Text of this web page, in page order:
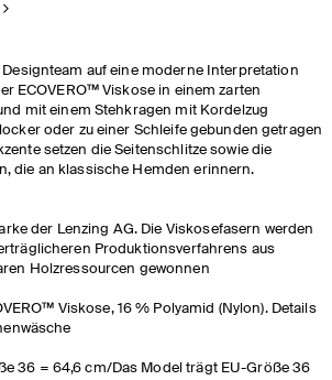
Designteam auf eine moderne Interpretation
ECOVERO™ Viskose in einem zarten
mit einem Stehkragen mit Kordelzug
oder zu einer Schleife gebunden getragen
setzen die Seitenschlitze sowie die
die an klassische Hemden erinnern.
der Lenzing AG. Die Viskosefasern werden
Produktionsverfahrens aus
Holzressourcen gewonnen
Viskose, 16 % Polyamid (Nylon). Details
36 = 64,6 cm/Das Model trägt EU-Größe 36